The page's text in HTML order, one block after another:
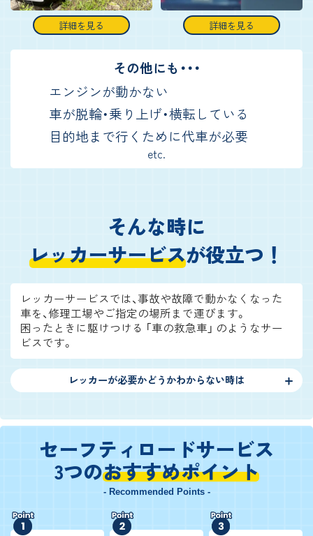
詳細を見る 詳細を見る
その他にも・・・
エンジンが動かない
車が脱輪・乗り上げ・横転している
目的地まで行くために代車が必要
etc.
そんな時に
レッカーサービスが役立つ！
レッカーサービスでは、事故や故障で動かなくなった
車を、修理工場やご指定の場所まで運びます。
困ったときに駆けつける 「車の救急車」 のようなサー
ビスです。
レッカーが必要かどうかわからない時は
セーフティロードサービス
3つのおすすめポイント
- Recommended Points -